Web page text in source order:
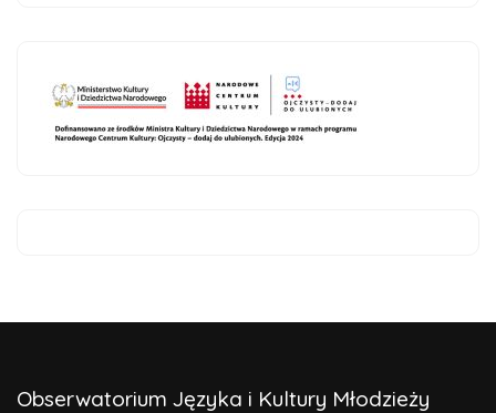
Obserwatorium Języka i Kultury Młodzieży